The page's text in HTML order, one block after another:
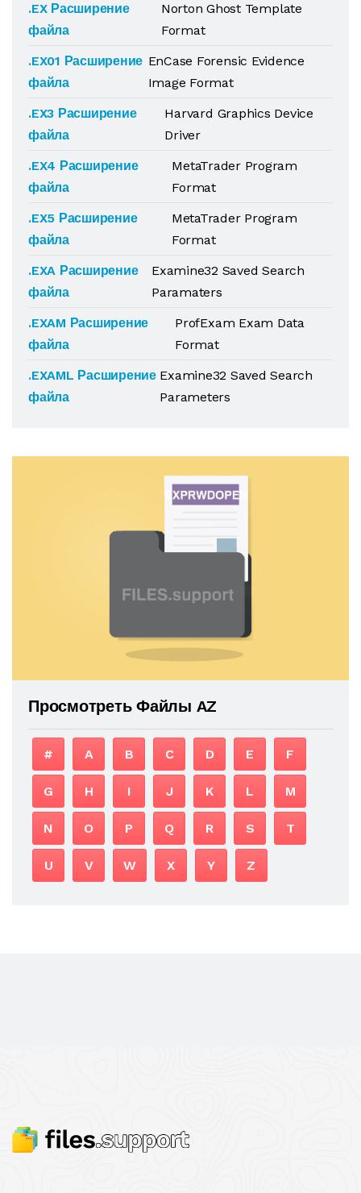
.EX Расширение
файла
Norton Ghost Template
Format
.EX01 Расширение
файла
EnCase Forensic Evidence
Image Format
.EX3 Расширение
файла
Harvard Graphics Device
Driver
.EX4 Расширение
файла
MetaTrader Program
Format
.EX5 Расширение
файла
MetaTrader Program
Format
.EXA Расширение
файла
Examine32 Saved Search
Paramaters
.EXAM Расширение
файла
ProfExam Exam Data
Format
.EXAML Расширение
файла
Examine32 Saved Search
Parameters
Просмотреть Файлы AZ
# A B C D E F
G H I J K L M
N O P Q R S T
U V W X Y Z